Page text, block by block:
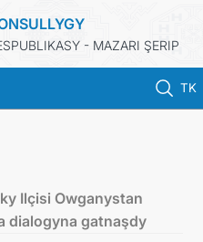
- MAZARI ŞERIP
TK
Ilçisi Owganystan
dialogyna gatnaşdy